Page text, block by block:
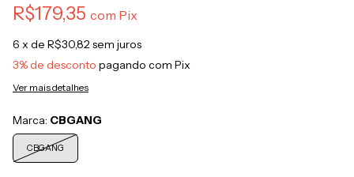
R$179,35 com Pix
6 x de R$30,82sem juros
3% de desconto pagando com Pix
Ver mais detalhes
Marca: CBGANG
CBGANG